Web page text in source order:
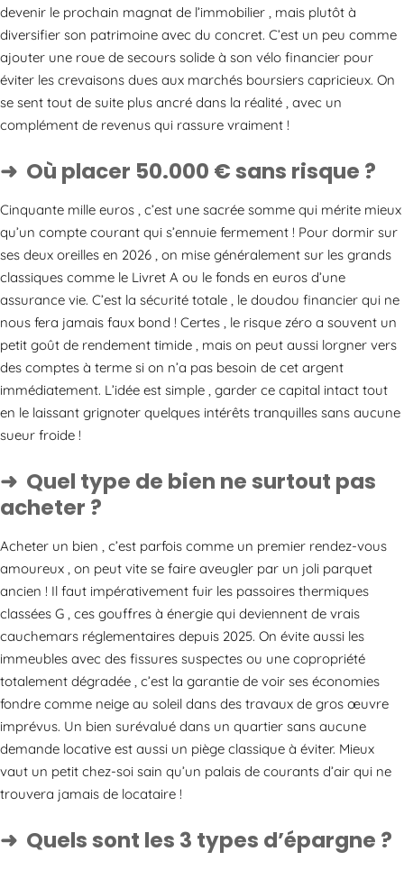
devenir le prochain magnat de l’immobilier , mais plutôt à
diversifier son patrimoine avec du concret. C’est un peu comme
ajouter une roue de secours solide à son vélo financier pour
éviter les crevaisons dues aux marchés boursiers capricieux. On
se sent tout de suite plus ancré dans la réalité , avec un
complément de revenus qui rassure vraiment !
Où placer 50.000 € sans risque ?
Cinquante mille euros , c’est une sacrée somme qui mérite mieux
qu’un compte courant qui s’ennuie fermement ! Pour dormir sur
ses deux oreilles en 2026 , on mise généralement sur les grands
classiques comme le Livret A ou le fonds en euros d’une
assurance vie. C’est la sécurité totale , le doudou financier qui ne
nous fera jamais faux bond ! Certes , le risque zéro a souvent un
petit goût de rendement timide , mais on peut aussi lorgner vers
des comptes à terme si on n’a pas besoin de cet argent
immédiatement. L’idée est simple , garder ce capital intact tout
en le laissant grignoter quelques intérêts tranquilles sans aucune
sueur froide !
Quel type de bien ne surtout pas
acheter ?
Acheter un bien , c’est parfois comme un premier rendez-vous
amoureux , on peut vite se faire aveugler par un joli parquet
ancien ! Il faut impérativement fuir les passoires thermiques
classées G , ces gouffres à énergie qui deviennent de vrais
cauchemars réglementaires depuis 2025. On évite aussi les
immeubles avec des fissures suspectes ou une copropriété
totalement dégradée , c’est la garantie de voir ses économies
fondre comme neige au soleil dans des travaux de gros œuvre
imprévus. Un bien surévalué dans un quartier sans aucune
demande locative est aussi un piège classique à éviter. Mieux
vaut un petit chez-soi sain qu’un palais de courants d’air qui ne
trouvera jamais de locataire !
Quels sont les 3 types d’épargne ?